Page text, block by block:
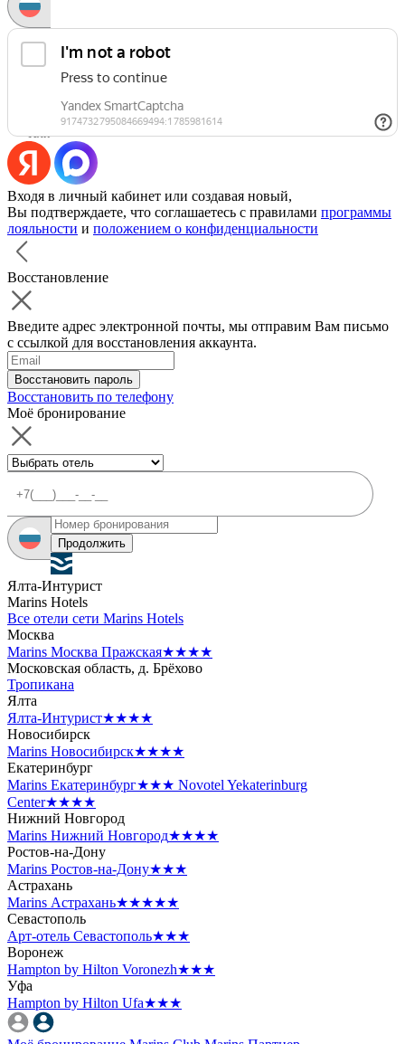
Запросить код
Уже есть аккаунт?Войти
Или
Входя в личный кабинет или создавая новый,
Вы подтверждаете, что соглашаетесь с правилами программы
лояльности и положением о конфиденциальности
Восстановление
Введите адрес электронной почты, мы отправим Вам письмо
с ссылкой для восстановления аккаунта.
Восстановить пароль
Восстановить по телефону
Моё бронирование
Продолжить
Ялта-Интурист
Marins Hotels
Все отели сети Marins Hotels
Москва
Marins Москва Пражская★★★★
Московская область, д. Брёхово
Тропикана
Ялта
Ялта-Интурист★★★★
Новосибирск
Marins Новосибирск★★★★
Екатеринбург
Marins Екатеринбург★★★ Novotel Yekaterinburg
Center★★★★
Нижний Новгород
Marins Нижний Новгород★★★★
Ростов-на-Дону
Marins Ростов-на-Дону★★★
Астрахань
Marins Астрахань★★★★★
Севастополь
Арт-отель Севастополь★★★
Воронеж
Hampton by Hilton Voronezh★★★
Уфа
Hampton by Hilton Ufa★★★